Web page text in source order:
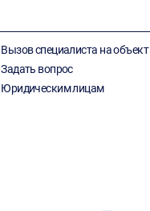
Вызов специалиста на объект
Задать вопрос
Юридическим лицам